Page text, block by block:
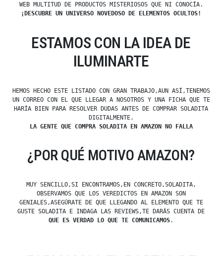
WEB MULTITUD DE PRODUCTOS MISTERIOSOS QUE NI CONOCÍA.
¡DESCUBRE UN UNIVERSO NOVEDOSO DE ELEMENTOS OCULTOS!
ESTAMOS CON LA IDEA DE
ILUMINARTE
HEMOS HECHO ESTE LISTADO CON GRAN TRABAJO,AUN ASÍ,TENEMOS
UN CORREO CON EL QUE LLEGAR A NOSOTROS Y UNA FICHA QUE TE
HARÍA BIEN PARA RESOLVER DUDAS ANTES DE COMPRAR SOLADITA
DIGITALMENTE.
LA GENTE QUE COMPRA SOLADITA EN AMAZON NO FALLA
¿POR QUÉ MOTIVO AMAZON?
MUY SENCILLO,SI ENCONTRAMOS,EN CONCRETO,SOLADITA,
OBSERVAMOS QUE LOS VEREDICTOS EN AMAZON SON
GENIALES,ASEGÚRATE DE QUE LLEGANDO AL ELEMENTO QUE TE
GUSTE SOLADITA E INDAGA LAS REVIEWS,TE DARÁS CUENTA DE
QUE ES VERDAD LO QUE TE COMUNICAMOS.